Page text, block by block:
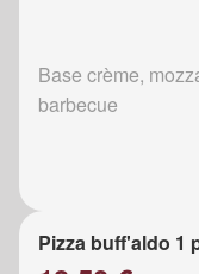
Base crème,
barbecue
Pizza buff'aldo 1